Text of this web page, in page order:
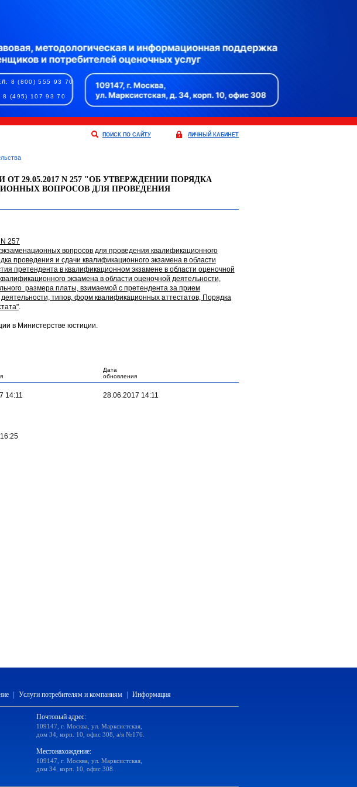
8 (800) 555 93 70
8 (495) 107 93 70
ПОИСК ПО САЙТУ ЛИЧНЫЙ КАБИНЕТ
29.05.2017 N 257 "ОБ УТВЕРЖДЕНИИ ПОРЯДКА
ВОПРОСОВ ДЛЯ ПРОВЕДЕНИЯ
257
экзаменационных вопросов для проведения квалификационного
проведения и сдачи квалификационного экзамена в области
претендента в квалификационном экзамене в области оценочной
экзамена в области оценочной деятельности,
размера платы, взимаемой с претендента за прием
типов, форм квалификационных аттестатов, Порядка
.
в Министерстве юстиции.
Дата
обновления
14:11 28.06.2017 14:11
Услуги потребителям и компаниям Информация
Почтовый адрес:
109147, г. Москва, ул. Марксистская,
дом 34, корп. 10, офис 308, а/я №176.
Местонахождение:
109147, г. Москва, ул. Марксистская,
дом 34, корп. 10, офис 308.